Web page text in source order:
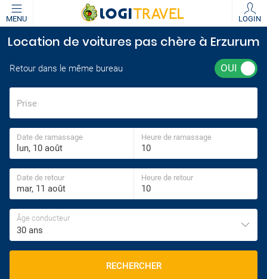
MENU LOGIN
Location de voitures pas chère à Erzurum
Retour dans le même bureau
Prise
Date de ramassage Heure de ramassage
Date de retour Heure de retour
Âge conducteur
30 ans
RECHERCHER